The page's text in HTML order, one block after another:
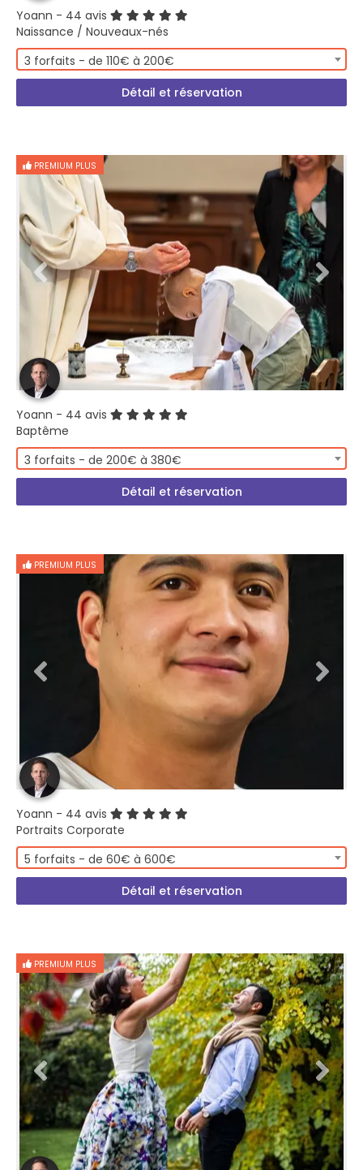
Yoann - 44 avis
Naissance / Nouveaux-nés
3 forfaits - de 110€ à 200€
Détail et réservation
PREMIUM PLUS
Yoann - 44 avis
Baptême
3 forfaits - de 200€ à 380€
Détail et réservation
PREMIUM PLUS
Yoann - 44 avis
Portraits Corporate
5 forfaits - de 60€ à 600€
Détail et réservation
PREMIUM PLUS